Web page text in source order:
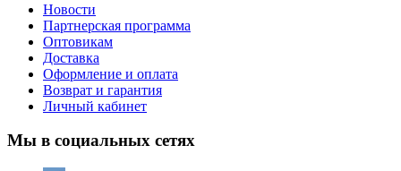
Новости
Партнерская программа
Оптовикам
Доставка
Оформление и оплата
Возврат и гарантия
Личный кабинет
Мы в социальных сетях